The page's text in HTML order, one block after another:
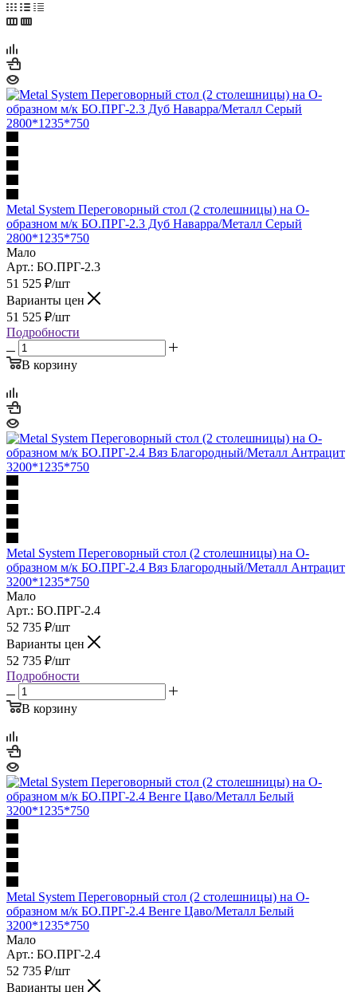
Metal System Переговорный стол (2 столешницы) на О-
образном м/к БО.ПРГ-2.3 Дуб Наварра/Металл Серый
2800*1235*750
Мало
Арт.: БО.ПРГ-2.3
51 525 ₽/шт
Варианты цен
51 525 ₽/шт
Подробности
В корзину
Metal System Переговорный стол (2 столешницы) на О-
образном м/к БО.ПРГ-2.4 Вяз Благородный/Металл Антрацит
3200*1235*750
Мало
Арт.: БО.ПРГ-2.4
52 735 ₽/шт
Варианты цен
52 735 ₽/шт
Подробности
В корзину
Metal System Переговорный стол (2 столешницы) на О-
образном м/к БО.ПРГ-2.4 Венге Цаво/Металл Белый
3200*1235*750
Мало
Арт.: БО.ПРГ-2.4
52 735 ₽/шт
Варианты цен